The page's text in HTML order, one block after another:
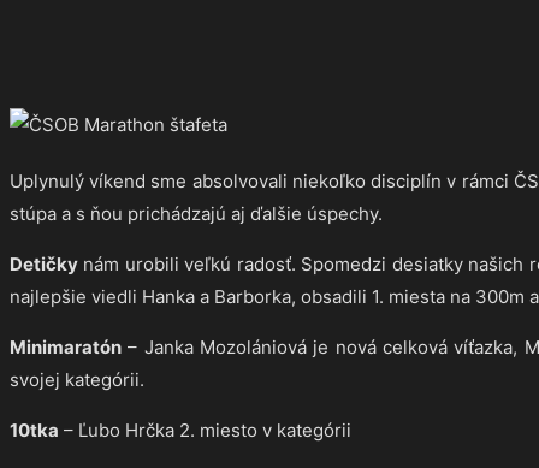
Uplynulý víkend sme absolvovali niekoľko disciplín v rámci
stúpa a s ňou prichádzajú aj ďalšie úspechy.
Detičky nám urobili veľkú radosť. Spomedzi desiatky našich
najlepšie viedli Hanka a Barborka, obsadili 1. miesta na 300m
Minimaratón – Janka Mozolániová je nová celková víťazka,
svojej kategórii.
10tka – Ľubo Hrčka 2. miesto v kategórii